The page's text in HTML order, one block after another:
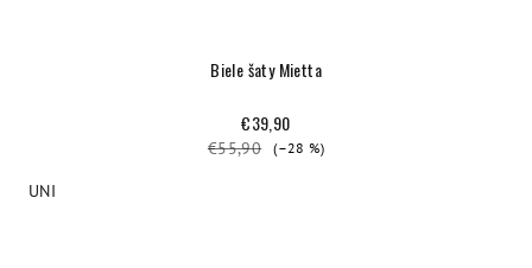
Biele šaty Mietta
€39,90
€55,90 (–28 %)
UNI